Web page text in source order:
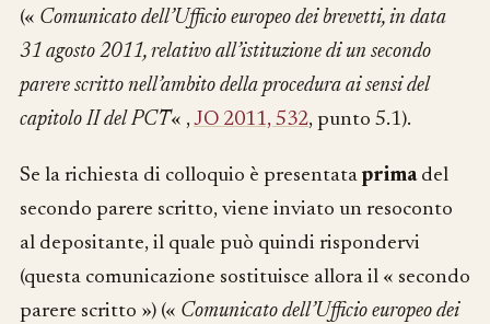
(« Comunicato dell’Ufficio europeo dei brevetti, in data
31 agosto 2011, relativo all’istituzione di un secondo
parere scritto nell’ambito della procedura ai sensi del
capitolo II del PCT« ,JO 2011, 532, punto 5.1).
Se la richiesta di colloquio è presentataprimadel
secondo parere scritto, viene inviato un resoconto
al depositante, il quale può quindi rispondervi
(questa comunicazione sostituisce allora il « secondo
parere scritto ») (« Comunicato dell’Ufficio europeo dei